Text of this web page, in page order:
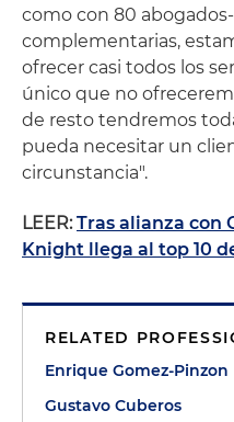
como con 80
complementarias,
ofrecer casi todos los
único que no
de resto tendremos
pueda necesitar un
circunstancia".
LEER:Tras alianza con
Knight llega al top 10
RELATED
Enrique Gomez-Pinzon
Gustavo Cuberos